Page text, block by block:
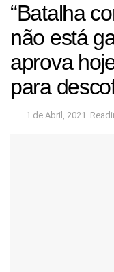
“Batalha
não está
aprova
para
1 de Abril, 2021